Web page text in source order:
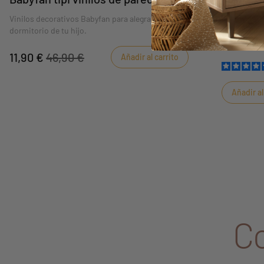
Vinilos decorativos Babyfan para alegrar el
dormitorio de tu hijo.
11,90 € 46,90 € Añadir al carrito
Sauthon
como
dormirlo.
Añadir